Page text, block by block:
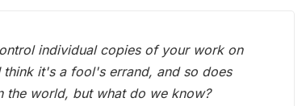
individual copies of your work on
think it's a fool's errand, and so does
the world, but what do we know?